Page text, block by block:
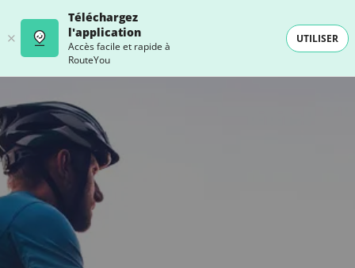
Téléchargez
l'application
Accès facile et rapide à
RouteYou
UTILISER